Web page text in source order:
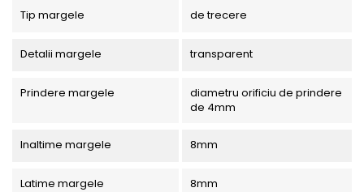
Tip margele de trecere
Detalii margele transparent
Prindere margele
diametru orificiu de prindere
de 4mm
Inaltime margele 8mm
Latime margele 8mm